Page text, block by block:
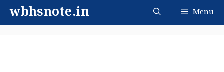
Skipwbhsnote.in Menu